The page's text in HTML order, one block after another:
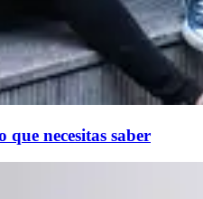
necesitas saber